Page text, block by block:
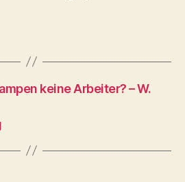
keine Arbeiter? – W.